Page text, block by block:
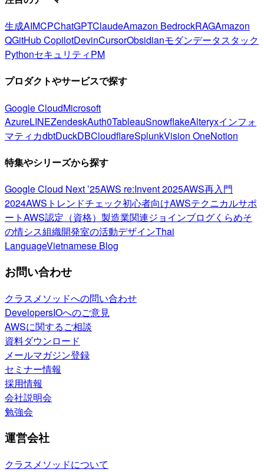
生成AIMCPChatGPTClaudeAmazon BedrockRAGAmazon
QGitHub CopilotDevinCursorObsidianモダンデータスタック
PythonセキュリティPM
プロダクトやサービスで探す
Google CloudMicrosoft
AzureLINEZendeskAuth0TableauSnowflakeAlteryxインフォ
マティカdbtDuckDBCloudflareSplunkVision OneNotion
特集やシリーズから探す
Google Cloud Next ’25AWS re:Invent 2025AWS再入門
2024AWSトレンドチェック初心者向けAWSテクニカルサポ
ートAWS認定（資格） 製造業関連ジョインブログくらめそ
の情シス組織開発室の活動デザインThai
LanguageVietnamese Blog
お問い合わせ
クラスメソッドへの問い合わせ
DevelopersIOへのご意見
AWSに関するご相談
資料ダウンロード
メールマガジン登録
セミナー情報
採用情報
会社説明会
勉強会
運営会社
クラスメソッドについて